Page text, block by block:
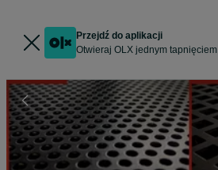
Przejdź do aplikacji
Otwieraj OLX jednym tapnięciem